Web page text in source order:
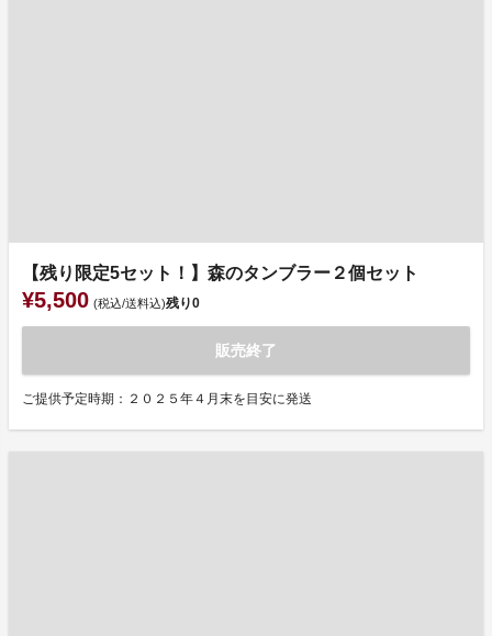
【残り限定5セット！】森のタンブラー２個セット
¥5,500 (税込/送料込)残り0
販売終了
ご提供予定時期：２０２５年４月末を目安に発送